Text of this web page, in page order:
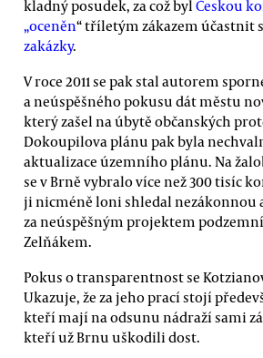
kladný posudek, za což byl Českou
„oceněn“ tříletým zákazem účastnit
zakázky.
V roce 2011 se pak stal autorem
a neúspěšného pokusu dát městu
který zašel na úbytě občanských
Dokoupilova plánu pak byla
aktualizace územního plánu. Na
se v Brně vybralo více než 300 tisíc
ji nicméně loni shledal nezákonnou
za neúspěšným projektem
Zelňákem.
Pokus o transparentnost se
Ukazuje, že za jeho prací stojí
kteří mají na odsunu nádraží sami
kteří už Brnu uškodili dost.